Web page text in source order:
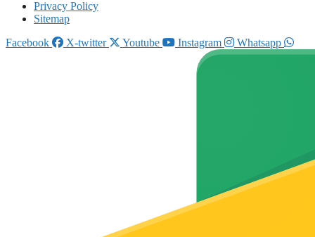
Privacy Policy
Sitemap
Facebook
X-twitter Youtube Instagram Whatsapp